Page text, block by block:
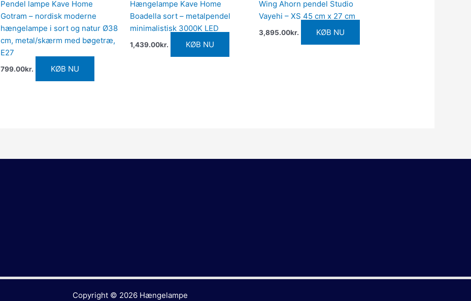
Pendel lampe Kave Home
Gotram – nordisk moderne
hængelampe i sort og natur Ø38
cm, metal/skærm med bøgetræ,
E27
799.00kr. KØB NU
Hængelampe Kave Home
Boadella sort – metalpendel
minimalistisk 3000K LED
1,439.00kr. KØB NU
Wing Ahorn pendel Studio
Vayehi – XS 45 cm x 27 cm
3,895.00kr. KØB NU
Copyright © 2026 Hængelampe